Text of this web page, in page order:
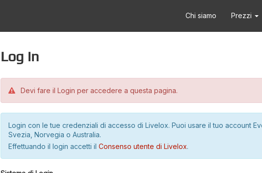
Chi siamo Prezzi
Log in
Devi fare il Login per accedere a questa pagina.
Login con le tue credenziali di accesso di Livelox. Puoi usare il tuo account
Svezia, Norvegia o Australia.
Effettuando il login accetti il Consenso utente di Livelox.